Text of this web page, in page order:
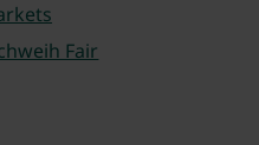
Fair